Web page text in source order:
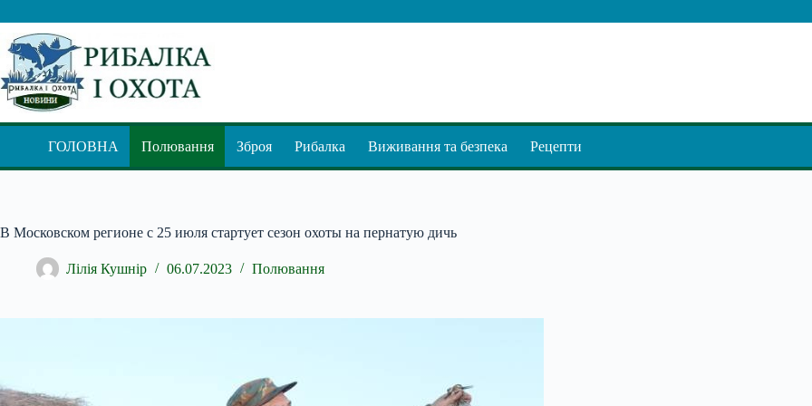
до
вмісту
ГОЛОВНА Полювання Зброя Рибалка Виживання та безпека Рецепти
В Московском регионе с 25 июля стартует сезон охоты на пернатую дичь
Лілія Кушнір 06.07.2023 Полювання